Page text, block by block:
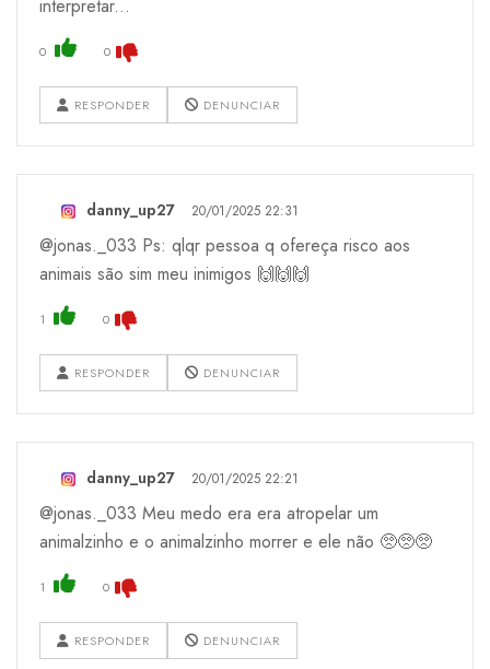
interpretar...
0 0
RESPONDER DENUNCIAR
danny_up27 20/01/2025 22:31
@jonas._033 Ps: qlqr pessoa q ofereça risco aos
animais são sim meu inimigos 🙌🙌🙌
1 0
RESPONDER DENUNCIAR
danny_up27 20/01/2025 22:21
@jonas._033 Meu medo era era atropelar um
animalzinho e o animalzinho morrer e ele não 🥺🥺🥺
1 0
RESPONDER DENUNCIAR